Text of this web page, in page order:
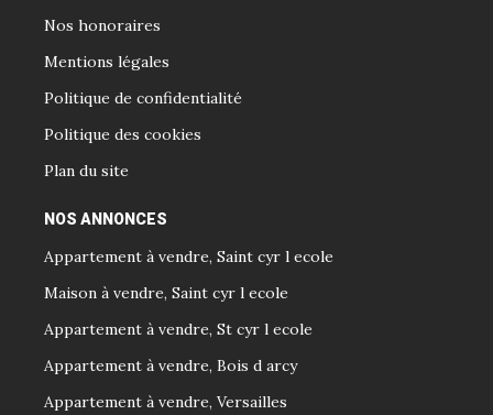
Nos honoraires
Mentions légales
Politique de confidentialité
Politique des cookies
Plan du site
NOS ANNONCES
Appartement à vendre, Saint cyr l ecole
Maison à vendre, Saint cyr l ecole
Appartement à vendre, St cyr l ecole
Appartement à vendre, Bois d arcy
Appartement à vendre, Versailles